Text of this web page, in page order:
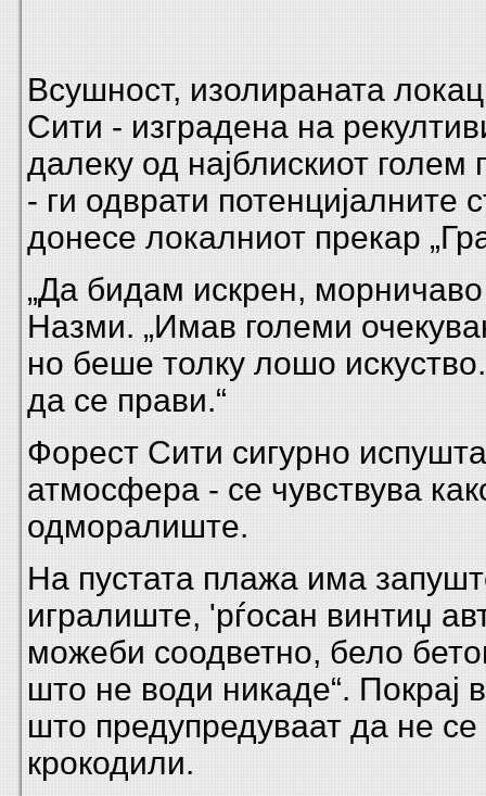
Всушност, изолираната
Сити - изградена на
далеку од најблискиот
- ги одврати потенцијалните
донесе локалниот прекар
„Да бидам искрен, морничаво
Назми. „Имав големи
но беше толку лошо
да се прави.“
Форест Сити сигурно
атмосфера - се чувствува
одморалиште.
На пустата плажа има
игралиште, 'рѓосан винтиџ
можеби соодветно, бело
што не води никаде“. Покрај
што предупредуваат да не
крокодили.